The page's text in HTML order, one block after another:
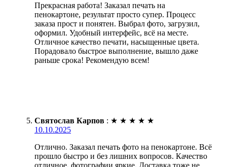
Прекрасная работа! Заказал печать на
пенокартоне, результат просто супер. Процесс
заказа прост и понятен. Выбрал фото, загрузил,
оформил. Удобный интерфейс, всё на месте.
Отличное качество печати, насыщенные цвета.
Порадовало быстрое выполнение, вышло даже
раньше срока! Рекомендую всем!
Святослав Карпов : ★ ★ ★ ★ ★
10.10.2025
Отлично. Заказал печать фото на пенокартоне. Всё
прошло быстро и без лишних вопросов. Качество
отличное, фотографии яркие. Доставка тоже не